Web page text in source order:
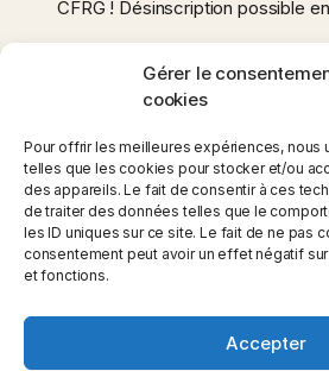
Gérer le
cookies
Pour offrir les meilleures expériences, nous
telles que les cookies pour stocker et/ou
des appareils. Le fait de consentir à ces
de traiter des données telles que le
les ID uniques sur ce site. Le fait de ne pas
consentement peut avoir un effet négatif
et fonctions.
Accepter
CFRG ! Désinscription possible
e-
mail
*
Copyright ©2026 Club Fauteuil